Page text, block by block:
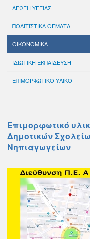
ΑΓΩΓΗ ΥΓΕΙΑΣ
ΠΟΛΙΤΙΣΤΙΚΑ ΘΕΜΑΤΑ
ΟΙΚΟΝΟΜΙΚΑ
ΙΔΙΩΤΙΚΗ ΕΚΠΑΙΔΕΥΣΗ
ΕΠΙΜΟΡΦΩΤΙΚΟ ΥΛΙΚΟ
Επιμορφωτικό
Δημοτικών
Νηπιαγωγείων